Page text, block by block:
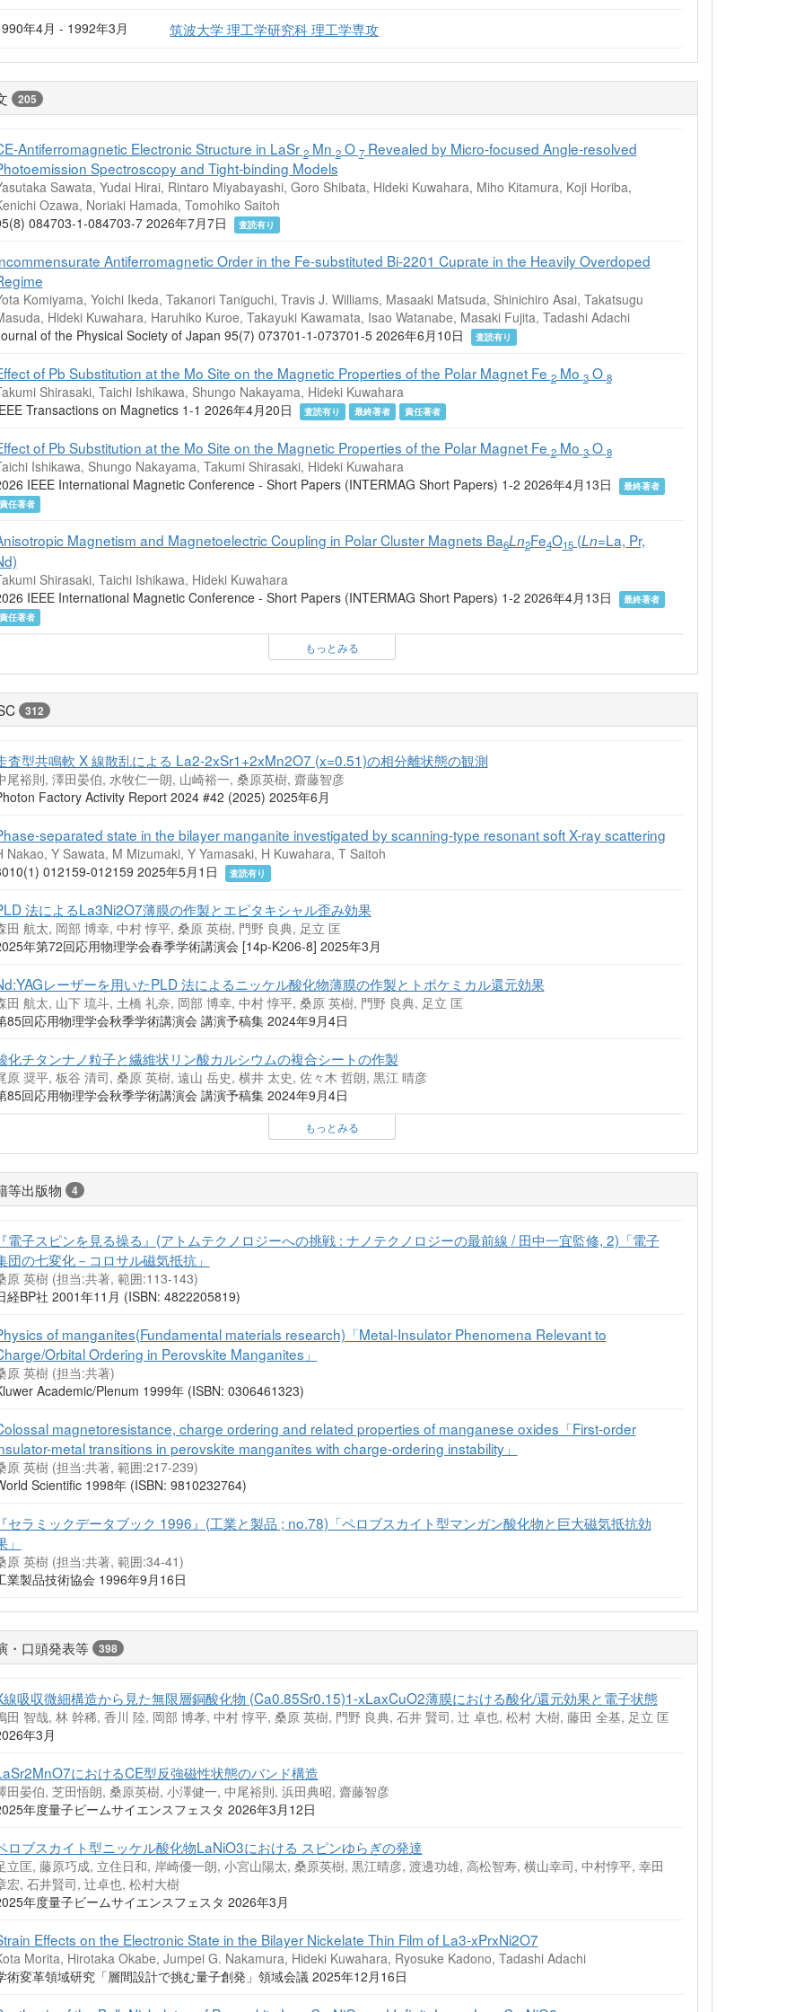
年4月 - 1992年3月 筑波大学 理工学研究科 理工学専攻
205
Antiferromagnetic Electronic Structure in LaSr 2Mn 2O 7Revealed by Micro-focused Angle-resolved
Spectroscopy and Tight-binding Models
Sawata, Yudai Hirai, Rintaro Miyabayashi, Goro Shibata, Hideki Kuwahara, Miho Kitamura, Koji Horiba,
Ozawa, Noriaki Hamada, Tomohiko Saitoh
084703-1-084703-7 2026年7月7日
査読有り
Antiferromagnetic Order in the Fe-substituted Bi-2201 Cuprate in the Heavily Overdoped
Komiyama, Yoichi Ikeda, Takanori Taniguchi, Travis J. Williams, Masaaki Matsuda, Shinichiro Asai, Takatsugu
Hideki Kuwahara, Haruhiko Kuroe, Takayuki Kawamata, Isao Watanabe, Masaki Fujita, Tadashi Adachi
of the Physical Society of Japan 95(7) 073701-1-073701-5 2026年6月10日
査読有り
of Pb Substitution at the Mo Site on the Magnetic Properties of the Polar Magnet Fe 2Mo 3O 8
Shirasaki, Taichi Ishikawa, Shungo Nakayama, Hideki Kuwahara
Transactions on Magnetics 1-1 2026年4月20日
査読有り 最終著者 責任著者
of Pb Substitution at the Mo Site on the Magnetic Properties of the Polar Magnet Fe 2Mo 3O 8
Ishikawa, Shungo Nakayama, Takumi Shirasaki, Hideki Kuwahara
IEEE International Magnetic Conference - Short Papers (INTERMAG Short Papers) 1-2 2026年4月13日
最終著者
責任著者
Magnetism and Magnetoelectric Coupling in Polar Cluster Magnets Ba6Ln2Fe4O15(Ln=La, Pr,
Shirasaki, Taichi Ishikawa, Hideki Kuwahara
IEEE International Magnetic Conference - Short Papers (INTERMAG Short Papers) 1-2 2026年4月13日
最終著者
責任著者
もっとみる
312
査型共鳴軟 X 線散乱による La2-2xSr1+2xMn2O7 (x=0.51)の相分離状態の観測
尾裕則, 澤田晏伯, 水牧仁一朗, 山崎裕一, 桑原英樹, 齋藤智彦
Factory Activity Report 2024 #42 (2025) 2025年6月
separated state in the bilayer manganite investigated by scanning-type resonant soft X-ray scattering
Nakao, Y Sawata, M Mizumaki, Y Yamasaki, H Kuwahara, T Saitoh
012159-012159 2025年5月1日
査読有り
法によるLa3Ni2O7薄膜の作製とエピタキシャル歪み効果
田 航太, 岡部 博幸, 中村 惇平, 桑原 英樹, 門野 良典, 足立 匡
年第72回応用物理学会春季学術講演会 [14p-K206-8] 2025年3月
レーザーを用いたPLD 法によるニッケル酸化物薄膜の作製とトポケミカル還元効果
田 航太, 山下 琉斗, 土橋 礼奈, 岡部 博幸, 中村 惇平, 桑原 英樹, 門野 良典, 足立 匡
85回応用物理学会秋季学術講演会 講演予稿集 2024年9月4日
化チタンナノ粒子と繊維状リン酸カルシウムの複合シートの作製
原 奨平, 板谷 清司, 桑原 英樹, 遠山 岳史, 横井 太史, 佐々木 哲朗, 黒江 晴彦
85回応用物理学会秋季学術講演会 講演予稿集 2024年9月4日
もっとみる
等出版物 4
電子スピンを見る操る』(アトムテクノロジーへの挑戦 : ナノテクノロジーの最前線 / 田中一宜監修, 2)「電子
団の七変化－コロサル磁気抵抗」
原 英樹 (担当:共著, 範囲:113-143)
経BP社 2001年11月 (ISBN: 4822205819)
of manganites(Fundamental materials research)「Metal-Insulator Phenomena Relevant to
Orbital Ordering in Perovskite Manganites」
原 英樹 (担当:共著)
Academic/Plenum 1999年 (ISBN: 0306461323)
magnetoresistance, charge ordering and related properties of manganese oxides「First-order
metal transitions in perovskite manganites with charge-ordering instability」
原 英樹 (担当:共著, 範囲:217-239)
Scientific 1998年 (ISBN: 9810232764)
セラミックデータブック 1996』(工業と製品 ; no.78)「ペロブスカイト型マンガン酸化物と巨大磁気抵抗効
」
原 英樹 (担当:共著, 範囲:34-41)
業製品技術協会 1996年9月16日
・口頭発表等 398
吸収微細構造から見た無限層銅酸化物 (Ca0.85Sr0.15)1-xLaxCuO2薄膜における酸化/還元効果と電子状態
田 智哉, 林 幹稀, 香川 陸, 岡部 博孝, 中村 惇平, 桑原 英樹, 門野 良典, 石井 賢司, 辻 卓也, 松村 大樹, 藤田 全基, 足立 匡
年3月
におけるCE型反強磁性状態のバンド構造
田晏伯, 芝田悟朗, 桑原英樹, 小澤健一, 中尾裕則, 浜田典昭, 齋藤智彦
年度量子ビームサイエンスフェスタ 2026年3月12日
ロブスカイト型ニッケル酸化物LaNiO3における スピンゆらぎの発達
立匡, 藤原巧成, 立住日和, 岸崎優一朗, 小宮山陽太, 桑原英樹, 黒江晴彦, 渡邊功雄, 高松智寿, 横山幸司, 中村惇平, 幸田
宏, 石井賢司, 辻卓也, 松村大樹
年度量子ビームサイエンスフェスタ 2026年3月
Effects on the Electronic State in the Bilayer Nickelate Thin Film of La3-xPrxNi2O7
Morita, Hirotaka Okabe, Jumpei G. Nakamura, Hideki Kuwahara, Ryosuke Kadono, Tadashi Adachi
術変革領域研究「層間設計で挑む量子創発」領域会議 2025年12月16日